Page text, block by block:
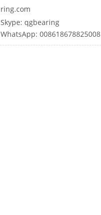
ring.com
Skype: qgbearing
WhatsApp: 008618678825008